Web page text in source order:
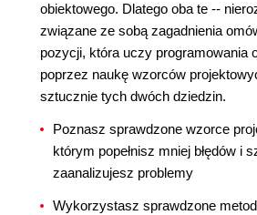
obiektowego. Dlatego oba te --
związane ze sobą zagadnienia
pozycji, która uczy programowania
poprzez naukę wzorców
sztucznie tych dwóch dziedzin.
Poznasz sprawdzone wzorce
którym popełnisz mniej błędów i
zaanalizujesz problemy
Wykorzystasz sprawdzone